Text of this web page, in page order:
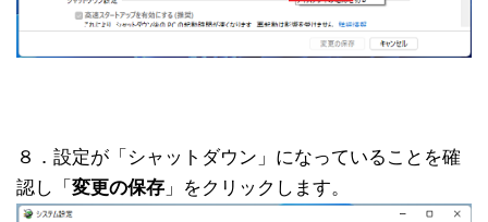
８．設定が「シャットダウン」になっていることを確
認し「 変更の保存 」をクリックします。